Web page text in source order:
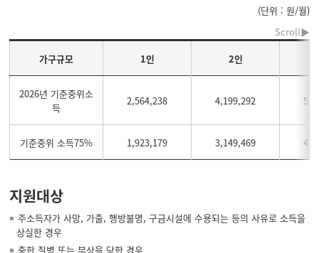
(단위 : 원/월)
가구규모 1인 2인
2026년 기준중위소
득
2,564,238 4,199,292
기준중위 소득75% 1,923,179 3,149,469
지원대상
주소득자가 사망, 가출, 행방불명, 구금시설에 수용되는 등의 사유로 소득을
상실한 경우
중한 질병 또는 부상을 당한 경우